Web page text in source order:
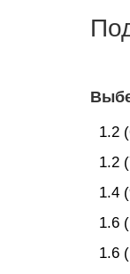
1.2
1.2
1.4
1.6
1.6